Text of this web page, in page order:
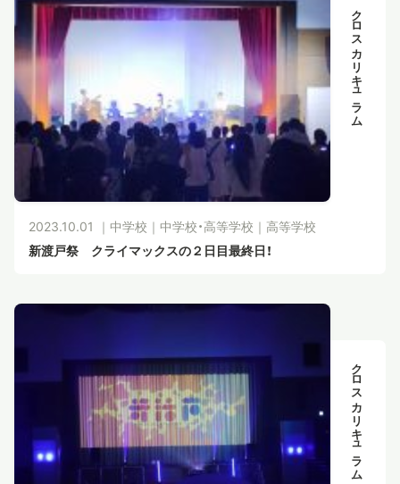
クロスカリキュラム
2023.10.01 ｜ 中学校 ｜ 中学校・高等学校 ｜ 高等学校
新渡戸祭 クライマックスの２日目最終日！
クロスカリキュラム